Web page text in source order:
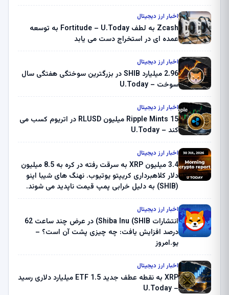
اخبار ارز دیجیتال
Zcash به لطف Fortitude – U.Today به توسعه
عمده ای در استخراج دست می یابد
اخبار ارز دیجیتال
2.96 میلیارد SHIB در بزرگترین سوختگی هفتگی سال
سوخت – U.Today
اخبار ارز دیجیتال
Ripple Mints 15 میلیون RLUSD در اتریوم کسب می
کند – U.Today
اخبار ارز دیجیتال
3.4 میلیون XRP به سرقت رفته در کره به 8.5 میلیون
دلار کلاهبرداری کریپتو یوتیوب. نهنگ های شیبا اینو
(SHIB) به دلیل خرابی پمپ قیمت ناپدید می شوند.
ثبت کرد – گزارش کریپتو صبح – U.Today
اخبار ارز دیجیتال
انتشارات Shiba Inu (SHIB) در عرض چند ساعت 62
درصد افزایش یافت: چه چیزی پشت آن است؟ –
یو.امروز
اخبار ارز دیجیتال
XRP به نقطه عطف جدید ETF 1.5 میلیارد دلاری رسید
– U.Today